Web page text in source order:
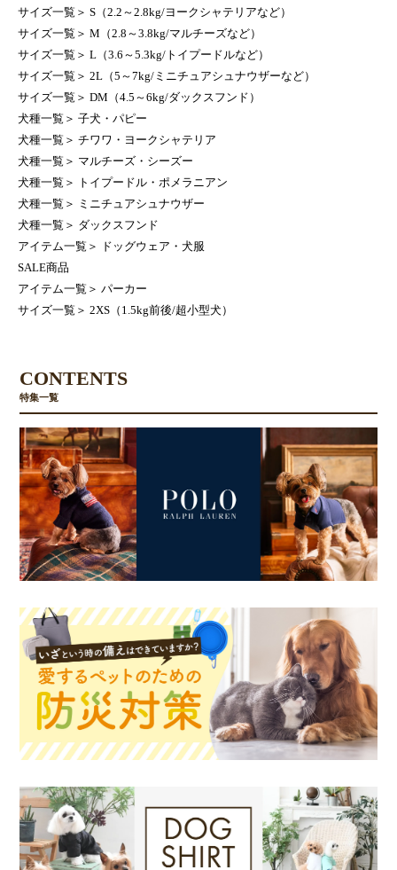
サイズ一覧 ＞ S（2.2～2.8kg/ヨークシャテリアなど）
サイズ一覧 ＞ M（2.8～3.8kg/マルチーズなど）
サイズ一覧 ＞ L（3.6～5.3kg/トイプードルなど）
サイズ一覧 ＞ 2L（5～7kg/ミニチュアシュナウザーなど）
サイズ一覧 ＞ DM（4.5～6kg/ダックスフンド）
犬種一覧 ＞ 子犬・パピー
犬種一覧 ＞ チワワ・ヨークシャテリア
犬種一覧 ＞ マルチーズ・シーズー
犬種一覧 ＞
トイプードル・ポメラニアン
犬種一覧 ＞
ミニチュアシュナウザー
犬種一覧 ＞ ダックスフンド
アイテム一覧 ＞
ドッグウェア・犬服
SALE商品
アイテム一覧 ＞ パーカー
サイズ一覧 ＞ 2XS（1.5kg前後/超小型犬）
CONTENTS
特集一覧